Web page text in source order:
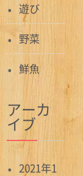
遊び
野菜
鮮魚
アーカ
イブ
2021年1